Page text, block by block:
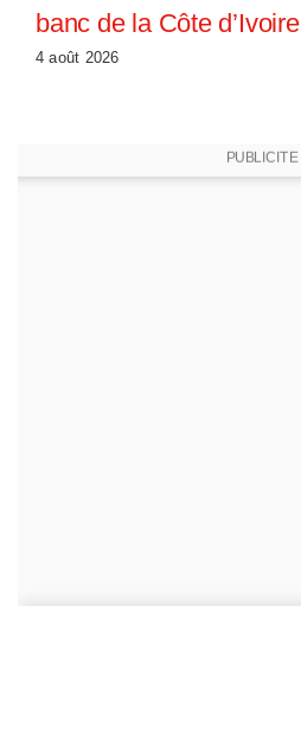
banc de la Côte d’Ivoire
4 août 2026
PUBLICITE